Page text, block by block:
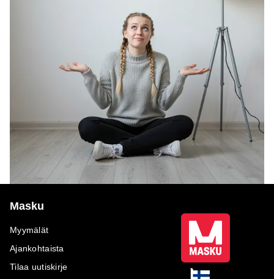
Masku
Myymälät
Ajankohtaista
Tilaa uutiskirje